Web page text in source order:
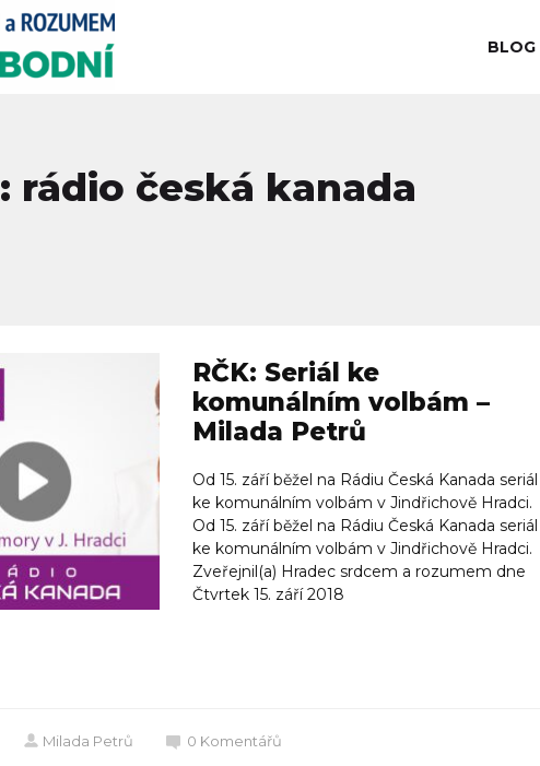
BLOG
rádio česká kanada
RČK: Seriál ke
komunálním volbám –
Milada Petrů
Od 15. září běžel na Rádiu Česká Kanada seriál
ke komunálním volbám v Jindřichově Hradci.
Od 15. září běžel na Rádiu Česká Kanada seriál
ke komunálním volbám v Jindřichově Hradci.
Zveřejnil(a) Hradec srdcem a rozumem dne
Čtvrtek 15. září 2018
Milada Petrů 0 Komentářů